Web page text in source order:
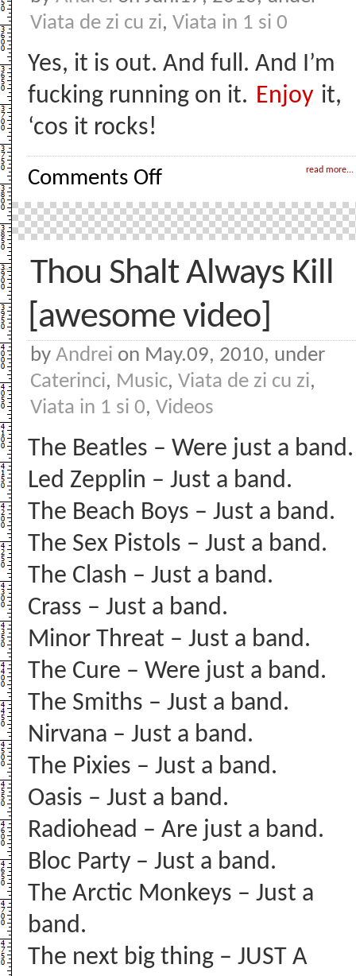
Viata de zi cu zi, Viata in 1 si 0
Yes, it is out. And full. And I’m
fucking running on it. Enjoy it,
‘cos it rocks!
read more...
Comments Offon
fo’
shizzle!
Thou Shalt Always Kill
[awesome video]
by Andrei on May.09, 2010, under
Caterinci, Music, Viata de zi cu zi,
Viata in 1 si 0, Videos
The Beatles – Were just a band.
Led Zepplin – Just a band.
The Beach Boys – Just a band.
The Sex Pistols – Just a band.
The Clash – Just a band.
Crass – Just a band.
Minor Threat – Just a band.
The Cure – Were just a band.
The Smiths – Just a band.
Nirvana – Just a band.
The Pixies – Just a band.
Oasis – Just a band.
Radiohead – Are just a band.
Bloc Party – Just a band.
The Arctic Monkeys – Just a
band.
The next big thing – JUST A